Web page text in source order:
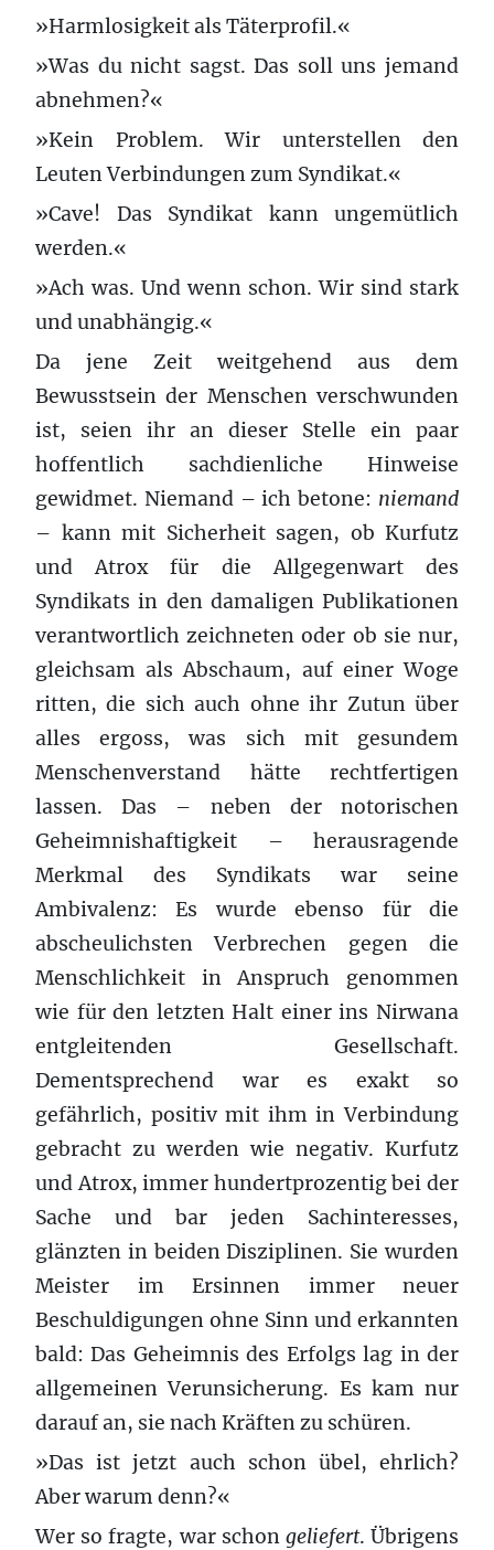
»Harmlosigkeit als Täterprofil.«
»Was du nicht sagst. Das soll uns jemand
abnehmen?«
»Kein Problem. Wir unterstellen den
Leuten Verbindungen zum Syndikat.«
»Cave! Das Syndikat kann ungemütlich
werden.«
»Ach was. Und wenn schon. Wir sind stark
und unabhängig.«
Da jene Zeit weitgehend aus dem
Bewusstsein der Menschen verschwunden
ist, seien ihr an dieser Stelle ein paar
hoffentlich sachdienliche Hinweise
gewidmet. Niemand – ich betone: niemand
– kann mit Sicherheit sagen, ob Kurfutz
und Atrox für die Allgegenwart des
Syndikats in den damaligen Publikationen
verantwortlich zeichneten oder ob sie nur,
gleichsam als Abschaum, auf einer Woge
ritten, die sich auch ohne ihr Zutun über
alles ergoss, was sich mit gesundem
Menschenverstand hätte rechtfertigen
lassen. Das – neben der notorischen
Geheimnishaftigkeit – herausragende
Merkmal des Syndikats war seine
Ambivalenz: Es wurde ebenso für die
abscheulichsten Verbrechen gegen die
Menschlichkeit in Anspruch genommen
wie für den letzten Halt einer ins Nirwana
entgleitenden Gesellschaft.
Dementsprechend war es exakt so
gefährlich, positiv mit ihm in Verbindung
gebracht zu werden wie negativ. Kurfutz
und Atrox, immer hundertprozentig bei der
Sache und bar jeden Sachinteresses,
glänzten in beiden Disziplinen. Sie wurden
Meister im Ersinnen immer neuer
Beschuldigungen ohne Sinn und erkannten
bald: Das Geheimnis des Erfolgs lag in der
allgemeinen Verunsicherung. Es kam nur
darauf an, sie nach Kräften zu schüren.
»Das ist jetzt auch schon übel, ehrlich?
Aber warum denn?«
Wer so fragte, war schon geliefert. Übrigens